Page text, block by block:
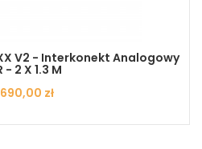
V2 - Interkonekt Analogowy
- 2 X 1.3 M
zł